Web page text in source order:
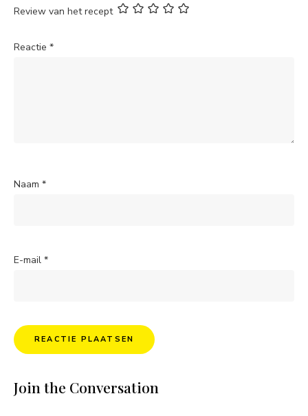
Review van het recept
Reactie *
Naam *
E-mail *
Join the Conversation